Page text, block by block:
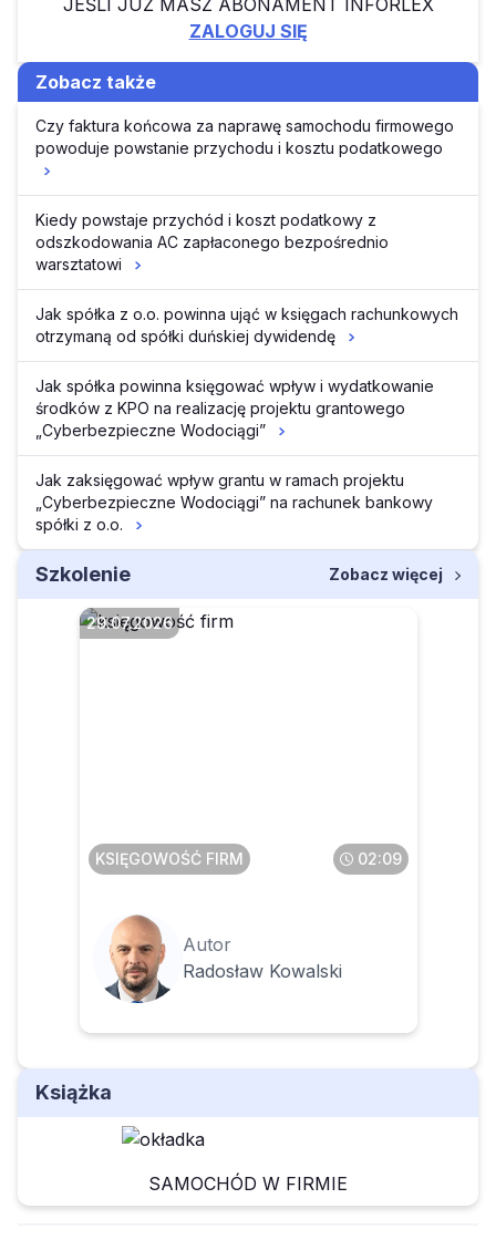
ZALOGUJ SIĘ
Zobacz także
Czy faktura końcowa za naprawę samochodu firmowego
powoduje powstanie przychodu i kosztu podatkowego
Kiedy powstaje przychód i koszt podatkowy z
odszkodowania AC zapłaconego bezpośrednio
warsztatowi
Jak spółka z o.o. powinna ująć w księgach rachunkowych
otrzymaną od spółki duńskiej dywidendę
Jak spółka powinna księgować wpływ i wydatkowanie
środków z KPO na realizację projektu grantowego
„Cyberbezpieczne Wodociągi”
Jak zaksięgować wpływ grantu w ramach projektu
„Cyberbezpieczne Wodociągi” na rachunek bankowy
spółki z o.o.
Szkolenie Zobacz więcej
29.07.2026
KSIĘGOWOŚĆ FIRM 02:09
Autor
Radosław Kowalski
Książka
SAMOCHÓD W FIRMIE